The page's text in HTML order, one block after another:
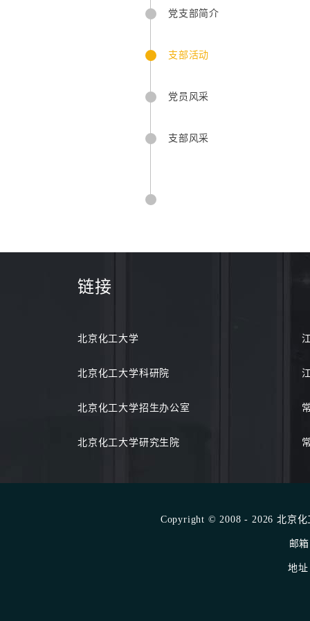
党支部简介
支部活动
党员风采
支部风采
链接
北京化工大学
北京化工大学科研院
北京化工大学招生办公室
北京化工大学研究生院
Copyright © 2008 - 2026 北京
邮
地